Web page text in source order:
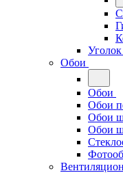
Обои
Обои
Обои
Обои
Обои